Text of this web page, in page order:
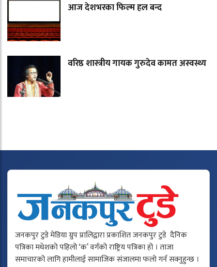
आज देशभरका फिल्म हल बन्द
वरिष्ठ शास्त्रीय गायक गुरुदेव कामत अस्वस्थ्य
जनकपुर टुडे मेडिया ग्रुप प्रालिद्वारा प्रकाशित जनकपुर टुडे दैनिक
पत्रिका मधेशको पहिलो ‘क’ वर्गको राष्ट्रिय पत्रिका हो । ताजा
समाचारको लागि हामीलाई सामाजिक संजालमा फलो गर्न सक्नुहुन्छ ।